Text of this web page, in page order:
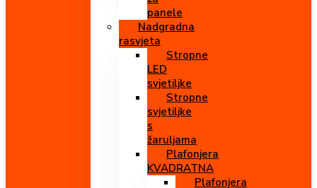
panele
Nadgradna
rasvjeta
Stropne
LED
svjetiljke
Stropne
svjetiljke
s
žaruljama
Plafonjera
KVADRATNA
Plafonjera